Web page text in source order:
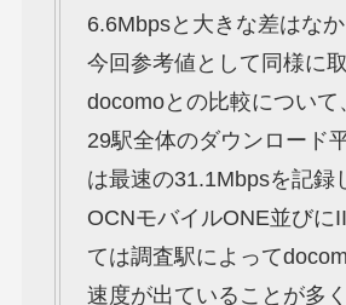
6.6Mbpsと大きな差はなか
今回参考値として同様に
docomoとの比較について
29駅全体のダウンロード
は最速の31.1Mbpsを記録
OCNモバイルONE並びに
ては調査駅によって
速度が出ていることが多